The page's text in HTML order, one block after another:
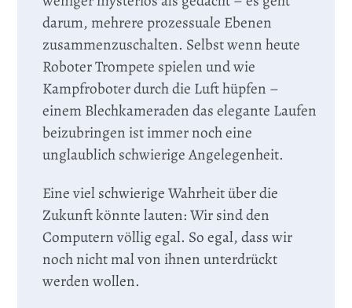
darum, mehrere prozessuale Ebenen
zusammenzuschalten. Selbst wenn heute
Roboter Trompete spielen und wie
Kampfroboter durch die Luft hüpfen –
einem Blechkameraden das elegante Laufen
beizubringen ist immer noch eine
unglaublich schwierige Angelegenheit.
Eine viel schwierige Wahrheit über die
Zukunft könnte lauten: Wir sind den
Computern völlig egal. So egal, dass wir
noch nicht mal von ihnen unterdrückt
werden wollen.